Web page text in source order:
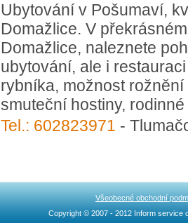
Ubytování v Pošumaví,
Domažlice. V
Domažlice, naleznete
ubytování, ale i
rybníka, možnost
smuteční hostiny,
Tel.: 602823971 -
Všeobecné obchodní
Copyright © 2007 - 2012 Inform service